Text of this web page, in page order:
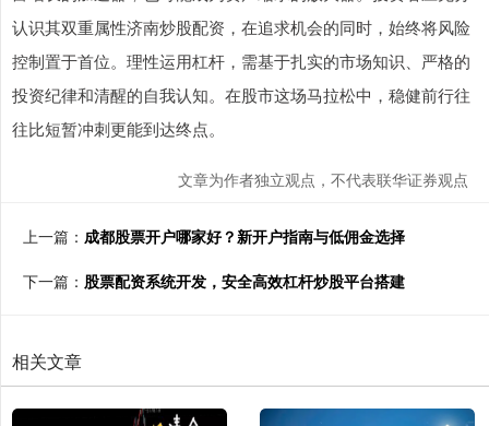
认识其双重属性济南炒股配资，在追求机会的同时，始终将风险
控制置于首位。理性运用杠杆，需基于扎实的市场知识、严格的
投资纪律和清醒的自我认知。在股市这场马拉松中，稳健前行往
往比短暂冲刺更能到达终点。
文章为作者独立观点，不代表联华证券观点
上一篇： 成都股票开户哪家好？新开户指南与低佣金选择
下一篇： 股票配资系统开发，安全高效杠杆炒股平台搭建
相关文章